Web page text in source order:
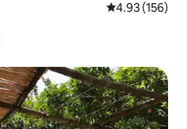
औसत रेटिंग 5 में से
4.93 (156)